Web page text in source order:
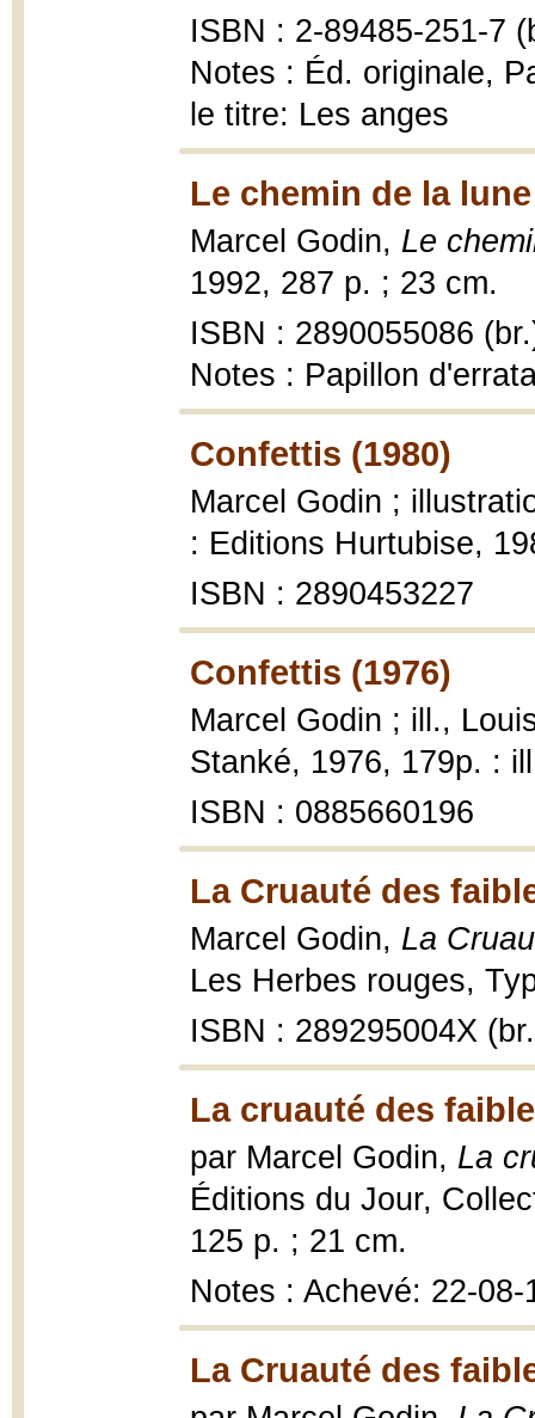
ISBN : 2-89485-251-7
Notes : Éd. originale,
le titre: Les anges
Le chemin de la
Marcel Godin, Le
1992, 287 p. ; 23 cm.
ISBN : 2890055086
Notes : Papillon
Confettis (1980)
Marcel Godin ;
: Editions Hurtubise,
ISBN : 2890453227
Confettis (1976)
Marcel Godin ; ill.,
Stanké, 1976, 179p. :
ISBN : 0885660196
La Cruauté des
Marcel Godin, La
Les Herbes rouges,
ISBN : 289295004X
La cruauté des
par Marcel Godin, La
Éditions du Jour,
125 p. ; 21 cm.
Notes : Achevé: 22-08-
La Cruauté des